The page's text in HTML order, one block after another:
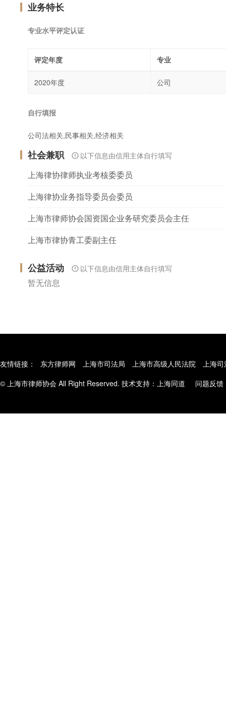
业务特长
专业水平评定认证
评定年度 专业
2020年度 公司
自行填报
公司法相关,民事相关,经济相关
社会兼职 以下信息由信用主体自行填写
上海律协律师执业考核委委员
上海律协业务指导委员会委员
上海市律师协会国资国企业务研究委员会主任
上海市律协青工委副主任
公益活动 以下信息由信用主体自行填写
暂无信息
友情链接： 东方律师网 上海市司法局 上海市高级人民法院
上海
© 上海市律师协会 All Right Reserved. 技术支持： 上海同道 问题反馈